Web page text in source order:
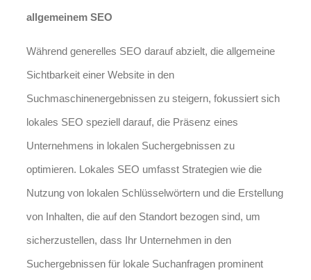
allgemeinem SEO
Während generelles SEO darauf abzielt, die allgemeine
Sichtbarkeit einer Website in den
Suchmaschinenergebnissen zu steigern, fokussiert sich
lokales SEO speziell darauf, die Präsenz eines
Unternehmens in lokalen Suchergebnissen zu
optimieren. Lokales SEO umfasst Strategien wie die
Nutzung von lokalen Schlüsselwörtern und die Erstellung
von Inhalten, die auf den Standort bezogen sind, um
sicherzustellen, dass Ihr Unternehmen in den
Suchergebnissen für lokale Suchanfragen prominent